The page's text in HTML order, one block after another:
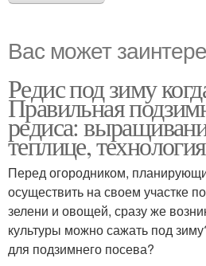
Вас может
Редис под зиму
Правильная
редиса:
теплице,
Перед огородником,
осуществить на своем участке
зелени и овощей, сразу же
культуры можно сажать под
для подзимнего посева?